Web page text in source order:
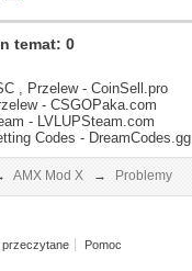
temat: 0
, Przelew - CoinSell.pro
- CSGOPaka.com
- LVLUPSteam.com
Codes - DreamCodes.gg
AMX Mod X → Problemy
Pomoc